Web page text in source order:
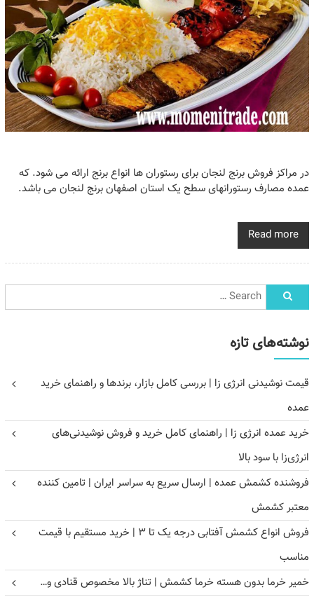
در مراکز فروش برنج لنجان برای رستوران ها انواع برنج ارائه می شود. که
عمده مصارف رستورانهای سطح یک استان اصفهان برنج لنجان می باشد.
Read more
نوشته‌های تازه
قیمت نوشیدنی انرژی زا | بررسی کامل بازار، برندها و راهنمای خرید
عمده
خرید عمده انرژی زا | راهنمای کامل خرید و فروش نوشیدنی‌های
انرژی‌زا با سود بالا
فروشنده کشمش عمده | ارسال سریع به سراسر ایران | تامین کننده
معتبر کشمش
فروش انواع کشمش آفتابی درجه یک تا ۳ | خرید مستقیم با قیمت
مناسب
خمیر خرما بدون هسته خرما کشمش | تناژ بالا مخصوص قنادی و…